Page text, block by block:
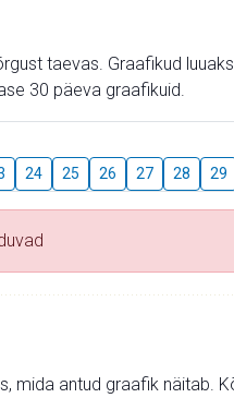
taevas. Graafikud
30 päeva graafikuid.
24 25 26 27 28 29
mida antud graafik näitab.